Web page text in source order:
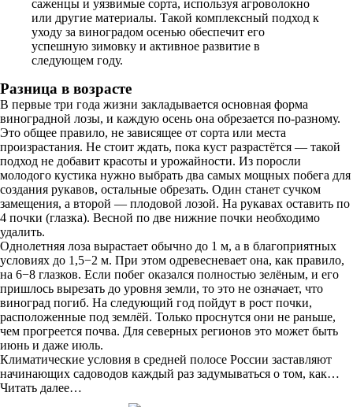
саженцы и уязвимые сорта, используя агроволокно
или другие материалы. Такой комплексный подход к
уходу за виноградом осенью обеспечит его
успешную зимовку и активное развитие в
следующем году.
Разница в возрасте
В первые три года жизни закладывается основная форма
виноградной лозы, и каждую осень она обрезается по-разному.
Это общее правило, не зависящее от сорта или места
произрастания. Не стоит ждать, пока куст разрастётся — такой
подход не добавит красоты и урожайности. Из поросли
молодого кустика нужно выбрать два самых мощных побега для
создания рукавов, остальные обрезать. Один станет сучком
замещения, а второй — плодовой лозой. На рукавах оставить по
4 почки (глазка). Весной по две нижние почки необходимо
удалить.
Однолетняя лоза вырастает обычно до 1 м, а в благоприятных
условиях до 1,5−2 м. При этом одревесневает она, как правило,
на 6−8 глазков. Если побег оказался полностью зелёным, и его
пришлось вырезать до уровня земли, то это не означает, что
виноград погиб. На следующий год пойдут в рост почки,
расположенные под землёй. Только проснутся они не раньше,
чем прогреется почва. Для северных регионов это может быть
июнь и даже июль.
Климатические условия в средней полосе России заставляют
начинающих садоводов каждый раз задумываться о том, как…
Читать далее…